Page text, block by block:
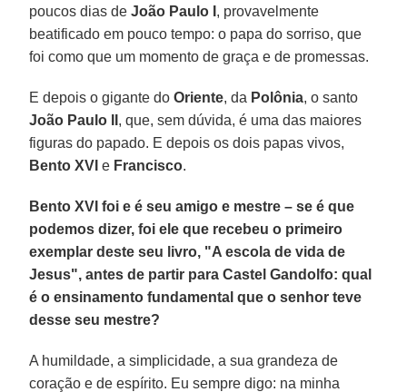
poucos dias deJoão Paulo I , provavelmente
beatificado em pouco tempo: o papa do sorriso, que
foi como que um momento de graça e de promessas.
E depois o gigante doOriente, da Polônia, o santo
João Paulo II , que, sem dúvida, é uma das maiores
figuras do papado. E depois os dois papas vivos,
Bento XVI e Francisco.
Bento XVI foi e é seu amigo e mestre – se é que
podemos dizer, foi ele que recebeu o primeiro
exemplar deste seu livro, "A escola de vida de
Jesus", antes de partir para Castel Gandolfo: qual
é o ensinamento fundamental que o senhor teve
desse seu mestre?
A humildade, a simplicidade, a sua grandeza de
coração e de espírito. Eu sempre digo: na minha